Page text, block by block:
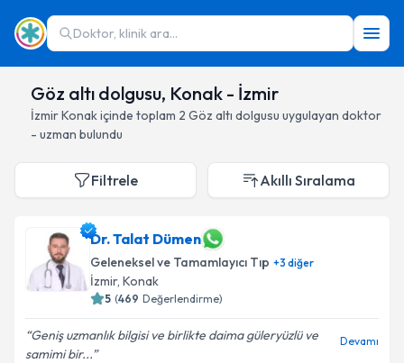
Doktor, klinik ara...
Göz altı dolgusu, Konak - İzmir
İzmirKonakiçinde toplam 2 Göz altı dolgusu uygulayan doktor
- uzman bulundu
Filtrele Akıllı Sıralama
Dr. Talat Dümen
Geleneksel ve Tamamlayıcı Tıp +3 diğer
İzmir, Konak
5 (469 Değerlendirme)
Geniş uzmanlık bilgisi ve birlikte daima güleryüzlü ve
samimi bir...
Devamı